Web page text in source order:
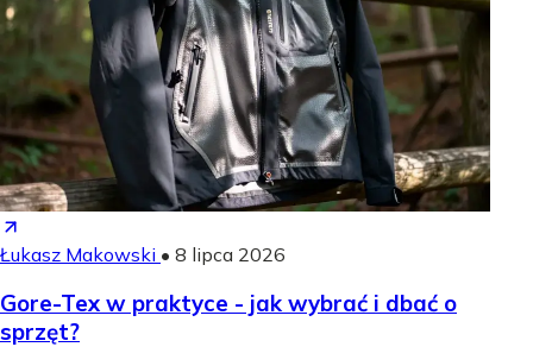
Łukasz Makowski • 8 lipca 2026
Gore-Tex w praktyce - jak wybrać i dbać o
sprzęt?